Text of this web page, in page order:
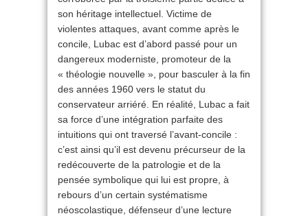
son héritage intellectuel. Victime de
violentes attaques, avant comme après le
concile, Lubac est d’abord passé pour un
dangereux moderniste, promoteur de la
« théologie nouvelle », pour basculer à la fin
des années 1960 vers le statut du
conservateur arriéré. En réalité, Lubac a fait
sa force d’une intégration parfaite des
intuitions qui ont traversé l’avant-concile :
c’est ainsi qu’il est devenu précurseur de la
redécouverte de la patrologie et de la
pensée symbolique qui lui est propre, à
rebours d’un certain systématisme
néoscolastique, défenseur d’une lecture